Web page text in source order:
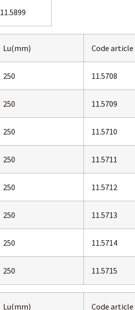
11.5899
Lu(mm) Code article
250 11.5708
250 11.5709
250 11.5710
250 11.5711
250 11.5712
250 11.5713
250 11.5714
250 11.5715
Lu(mm) Code article